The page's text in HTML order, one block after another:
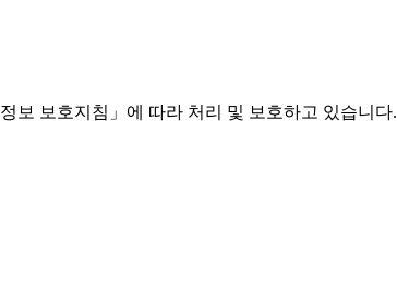
보 보호지침」에 따라 처리 및 보호하고 있습니다.